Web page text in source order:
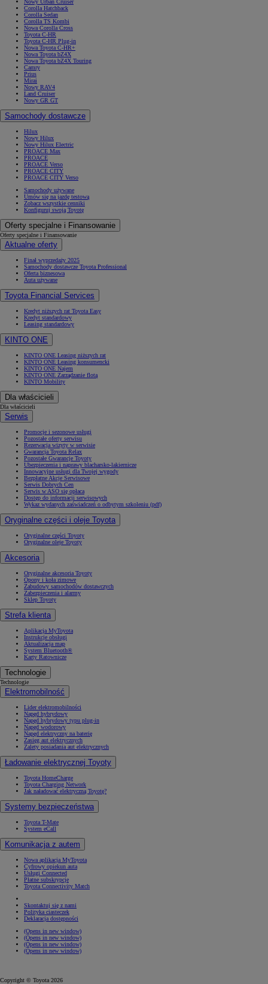
Nowy Urban Cruiser
Corolla Hatchback
Corolla Sedan
Corolla TS Kombi
Nowa Corolla Cross
Toyota C-HR
Toyota C-HR Plug-in
Nowa Toyota C-HR+
Nowa Toyota bZ4X
Nowa Toyota bZ4X Touring
Camry
Prius
Mirai
Nowy RAV4
Land Cruiser
Nowy GR GT
Samochody dostawcze
Hilux
Nowy Hilux
Nowy Hilux Electric
PROACE Max
PROACE
PROACE Verso
PROACE CITY
PROACE CITY Verso
Samochody używane
Umów się na jazdę testową
Zobacz wszystkie cenniki
Konfiguruj swoją Toyotę
Oferty specjalne i Finansowanie
Oferty specjalne i Finansowanie
Aktualne oferty
Finał wyprzedaży 2025
Samochody dostawcze Toyota Professional
Oferta biznesowa
Auta używane
Toyota Financial Services
Kredyt niższych rat Toyota Easy
Kredyt standardowy
Leasing standardowy
KINTO ONE
KINTO ONE Leasing niższych rat
KINTO ONE Leasing konsumencki
KINTO ONE Najem
KINTO ONE Zarządzanie flotą
KINTO Mobility
Dla właścicieli
Dla właścicieli
Serwis
Promocje i sezonowe usługi
Pozostałe oferty serwisu
Rezerwacja wizyty w serwisie
Gwarancja Toyota Relax
Pozostałe Gwarancje Toyoty
Ubezpieczenia i naprawy blacharsko-lakiernicze
Innowacyjne usługi dla Twojej wygody
Bezpłatne Akcje Serwisowe
Serwis Dobrych Cen
Serwis w ASO się opłaca
Dostęp do informacji serwisowych
Wykaz wydanych zaświadczeń o odbytym szkoleniu (pdf)
Oryginalne części i oleje Toyota
Oryginalne części Toyoty
Oryginalne oleje Toyoty
Akcesoria
Oryginalne akcesoria Toyoty
Opony i koła zimowe
Zabudowy samochodów dostawczych
Zabezpieczenia i alarmy
Sklep Toyoty
Strefa klienta
Aplikacja MyToyota
Instrukcje obsługi
Aktualizacja map
System Bluetooth®
Karty Ratownicze
Technologie
Technologie
Elektromobilność
Lider elektromobilności
Napęd hybrydowy
Napęd hybrydowy typu plug-in
Napęd wodorowy
Napęd elektryczny na baterię
Zasięg aut elektrycznych
Zalety posiadania aut elektrycznych
Ładowanie elektrycznej Toyoty
Toyota HomeCharge
Toyota Charging Network
Jak naładować elektryczną Toyotę?
Systemy bezpieczeństwa
Toyota T-Mate
System eCall
Komunikacja z autem
Nowa aplikacja MyToyota
Cyfrowy opiekun auta
Usługi Connected
Płatne subskrypcje
Toyota Connectivity Match
Skontaktuj się z nami
Polityka ciasteczek
Deklaracja dostępności
(Opens in new window)
(Opens in new window)
(Opens in new window)
(Opens in new window)
Copyright © Toyota 2026